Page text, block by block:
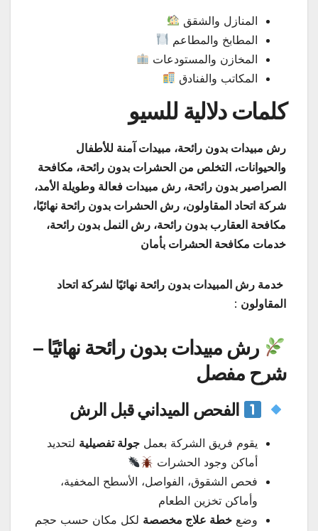
المنازل والشقق
المطابخ والمطاعم
المخازن والمستودعات
المكاتب والفنادق
كلمات دلالية للسيو
رش مبيدات بدون رائحة، مبيدات آمنة للأطفال
والحيوانات، التخلص من الحشرات بدون رائحة، مكافحة
الصراصير بدون رائحة، رش مبيدات فعالة وطويلة الأمد،
شركة اتحاد المقاولون، رش الحشرات بدون رائحة نهائيًا،
مكافحة العقارب بدون رائحة، رش النمل بدون رائحة،
خدمات مكافحة الحشرات بأمان
خدمة رش المبيدات بدون رائحة نهائيًا لشركة اتحاد
المقاولون :
رش مبيدات بدون رائحة نهائيًا –
شرح مفصل
الفحص الميداني قبل الرش
يقوم فريق الشركة بعمل جولة تفصيلية لتحديد
أماكن وجود الحشرات
فحص الشقوق، الفواصل، الأسطح المخفية،
وأماكن تخزين الطعام
وضع خطة علاج مخصصة لكل مكان حسب حجم